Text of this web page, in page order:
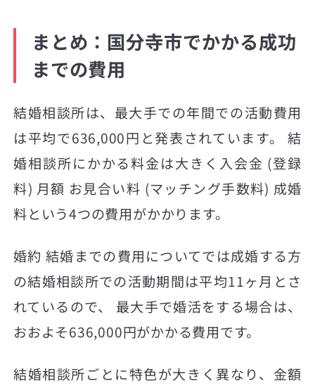
まとめ：国分寺市でかかる成功
までの費用
結婚相談所は、最大手での年間での活動費用
は平均で636,000円と発表されています。 結
婚相談所にかかる料金は大きく入会金 (登録
料) 月額 お見合い料 (マッチング手数料) 成婚
料という4つの費用がかかります。
婚約 結婚までの費用についてでは成婚する方
の結婚相談所での活動期間は平均11ヶ月とさ
れているので、 最大手で婚活をする場合は、
おおよそ636,000円がかかる費用です。
結婚相談所ごとに特色が大きく異なり、金額